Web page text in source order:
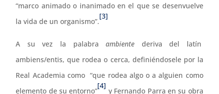
“marco animado o inanimado en el que se desenvuelve
la vida de un organismo”.
[3]
A su vez la palabraambiente deriva del latín
ambiens/entis, que rodea o cerca, definiéndosele por la
Real Academia como “que rodea algo o a alguien como
elemento de su entorno”
[4]
y Fernando Parra en su obra